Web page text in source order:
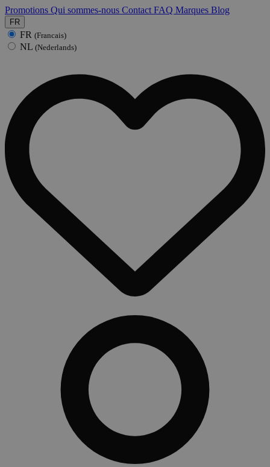
Promotions Qui sommes-nous Contact FAQ Marques Blog
FR
FR (Francais)
NL (Nederlands)